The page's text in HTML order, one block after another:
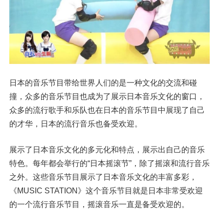
日本的音乐节目带给世界人们的是一种文化的交流和碰
撞，众多的音乐节目也成为了展示日本音乐文化的窗口，
众多的流行歌手和乐队也在日本的音乐节目中展现了自己
的才华，日本的流行音乐也备受欢迎。
展示了日本音乐文化的多元化和特点，展示出自己的音乐
特色。每年都会举行的“日本摇滚节”，除了摇滚和流行音乐
之外。这些音乐节目展示了日本音乐文化的丰富多彩，
《MUSIC STATION》这个音乐节目就是日本非常受欢迎
的一个流行音乐节目，摇滚音乐一直是备受欢迎的。